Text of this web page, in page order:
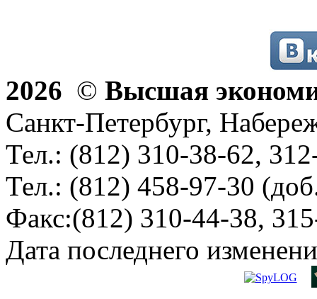
2026 © Высшая
Санкт-Петербург,
Тел.: (812) 310-38-62,
Тел.: (812) 458-97-30
Факс:(812) 310-44-38,
Дата последнего